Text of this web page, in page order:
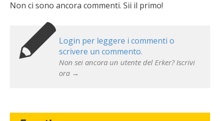
Non ci sono ancora commenti. Sii il primo!
Login per leggere i commenti o
scrivere un commento.
Non sei ancora un utente del Erker? Iscrivi
ora →